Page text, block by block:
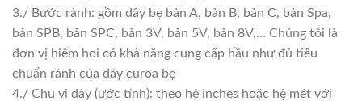
3./ Bước rảnh: gồm dây bẹ bản A, bản B, bản C, bản Spa,
bản SPB, bản SPC, bản 3V, bản 5V, bản 8V,… Chúng tôi là
đơn vị hiếm hoi có khả năng cung cấp hầu như đủ tiêu
chuẩn rảnh của dây curoa bẹ
4./ Chu vi dây (ước tính): theo hệ inches hoặc hệ mét với